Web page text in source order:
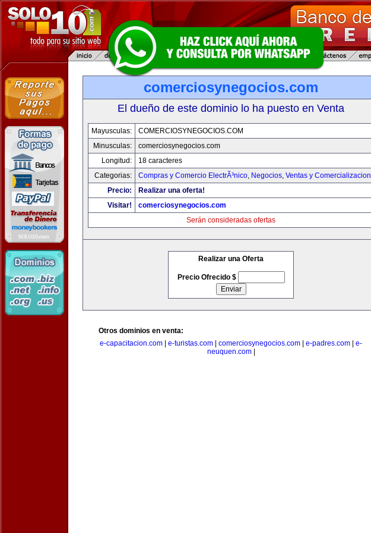
comerciosynegocios.com
El dueño de este dominio lo ha puesto en Venta
Mayusculas:
COMERCIOSYNEGOCIOS.COM
Minusculas:
comerciosynegocios.com
Longitud:
18 caracteres
Categorias:
Compras y Comercio ElectrÃ³nico, Negocios, Ventas y Comercializacion
Precio:
Realizar una oferta!
Visitar!
comerciosynegocios.com
Serán consideradas ofertas
Realizar una Oferta
Precio Ofrecido $
Otros dominios en venta:
e-capacitacion.com
e-turistas.com comerciosynegocios.com e-padres.com
e-
neuquen.com|